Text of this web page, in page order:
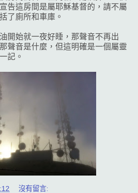
告這房間是屬耶穌基督的，請不屬
了廁所和車庫。
開始就一夜好睡，那聲音不再出
聲音是什麼，但這明確是一個屬靈
記。
沒有留言: